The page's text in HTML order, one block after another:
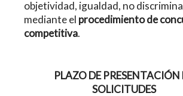
objetividad, igualdad, no
mediante el procedimiento de
competitiva.
PLAZO DE PRESENTACIÓN
SOLICITUDES